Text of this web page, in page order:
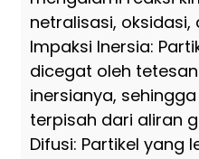
netralisasi, oksidasi,
Impaksi Inersia:
dicegat oleh
inersianya,
terpisah dari aliran
Difusi: Partikel yang